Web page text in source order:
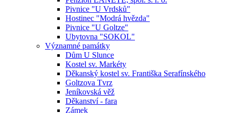
Pivnice "U Vrdsků"
Hostinec "Modrá hvězda"
Pivnice "U Goltze"
Ubytovna "SOKOL"
Významné památky
Dům U Slunce
Kostel sv. Markéty
Děkanský kostel sv. Františka Serafínského
Goltzova Tvrz
Jeníkovská věž
Děkanství - fara
Zámek